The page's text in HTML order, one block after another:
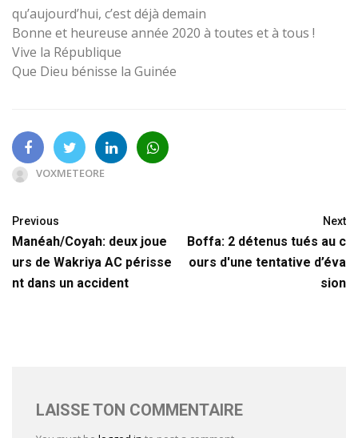
qu’aujourd’hui, c’est déjà demain
Bonne et heureuse année 2020 à toutes et à tous !
Vive la République
Que Dieu bénisse la Guinée
VOXMETEORE
Previous
Manéah/Coyah: deux joue
urs de Wakriya AC périsse
nt dans un accident
Next
Boffa: 2 détenus tués au c
ours d'une tentative d’éva
sion
LAISSE TON COMMENTAIRE